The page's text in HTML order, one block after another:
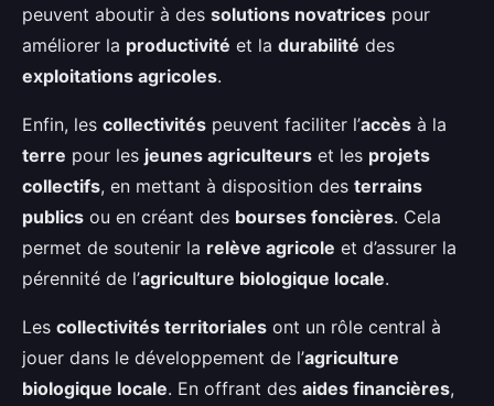
peuvent aboutir à des solutions novatrices pour
améliorer la productivité et la durabilité des
exploitations agricoles.
Enfin, les collectivités peuvent faciliter l’accès à la
terre pour les jeunes agriculteurs et les projets
collectifs, en mettant à disposition des terrains
publics ou en créant des bourses foncières. Cela
permet de soutenir la relève agricole et d’assurer la
pérennité de l’agriculture biologique locale.
Les collectivités territoriales ont un rôle central à
jouer dans le développement de l’agriculture
biologique locale. En offrant des aides financières,